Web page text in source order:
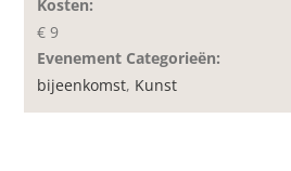
Kosten:
€ 9
Evenement Categorieën:
bijeenkomst, Kunst